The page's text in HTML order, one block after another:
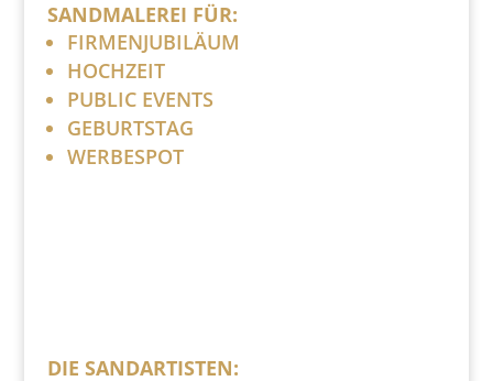
SANDMALEREI FÜR:
FIRMENJUBILÄUM
HOCHZEIT
PUBLIC EVENTS
GEBURTSTAG
WERBESPOT
DIE SANDARTISTEN: